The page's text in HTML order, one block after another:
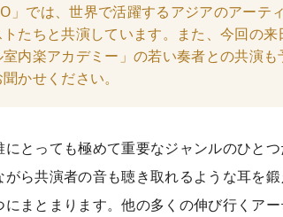
」では、世界で活躍するアジアのアーテ
たちと共演しています。また、今回の来
内楽アカデミー」の若い奏者との共演も
かせください。
とっても極めて重要なジャンルのひとつ
ら共演者の音も聴き取れるような耳を
まとまります。他の多くの伸び行くア